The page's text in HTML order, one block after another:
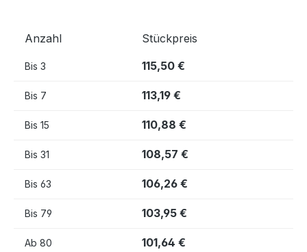
Anzahl Stückpreis
Bis 3 115,50 €
Bis 7 113,19 €
Bis 15 110,88 €
Bis 31 108,57 €
Bis 63 106,26 €
Bis 79 103,95 €
Ab 80 101,64 €